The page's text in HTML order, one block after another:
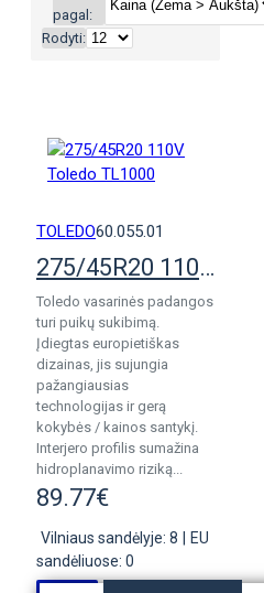
pagal:
Rodyti:
TOLEDO60.055.01
275/45R20 110V Toledo TL1000
Toledo vasarinės padangos
turi puikų sukibimą.
Įdiegtas europietiškas
dizainas, jis sujungia
pažangiausias
technologijas ir gerą
kokybės / kainos santykį.
Interjero profilis sumažina
hidroplanavimo riziką...
89.77€
Vilniaus sandėlyje: 8
EU
sandėliuose: 0